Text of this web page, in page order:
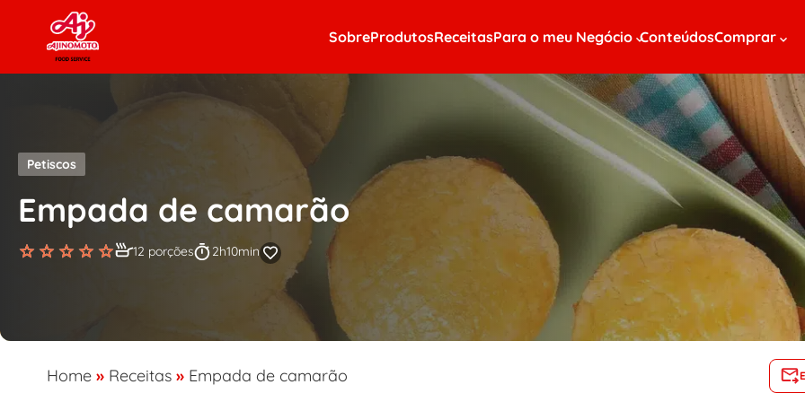
Skip to content
SobreProdutosReceitasPara o meu Negócio ConteúdosComprar
Petiscos
Empada de camarão
12 porções 2h10min
Home » Receitas » Empada de camarão